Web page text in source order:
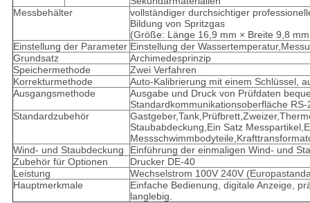
Messbehälter
vollständiger durchsichtiger
Bildung von Spritzgas
(Größe: Länge 16,9 mm × Breite 9,8
Einstellung der Parameter Einstellung der
Grundsatz
Archimedesprinzip
Speichermethode
Zwei Verfahren
Korrekturmethode
Auto-Kalibrierung mit einem Schlüssel,
Ausgangsmethode
Ausgabe und Druck von Prüfdaten
Standardkommunikationsoberfläche RS-
Standardzubehör
Staubabdeckung,Ein Satz
Wind- und Staubdeckung
Einführung der einmaligen Wind- und
Zubehör für Optionen
Drucker DE-40
Leistung
Wechselstrom 100V 240V
Hauptmerkmale
Einfache Bedienung, digitale Anzeige,
langlebig.